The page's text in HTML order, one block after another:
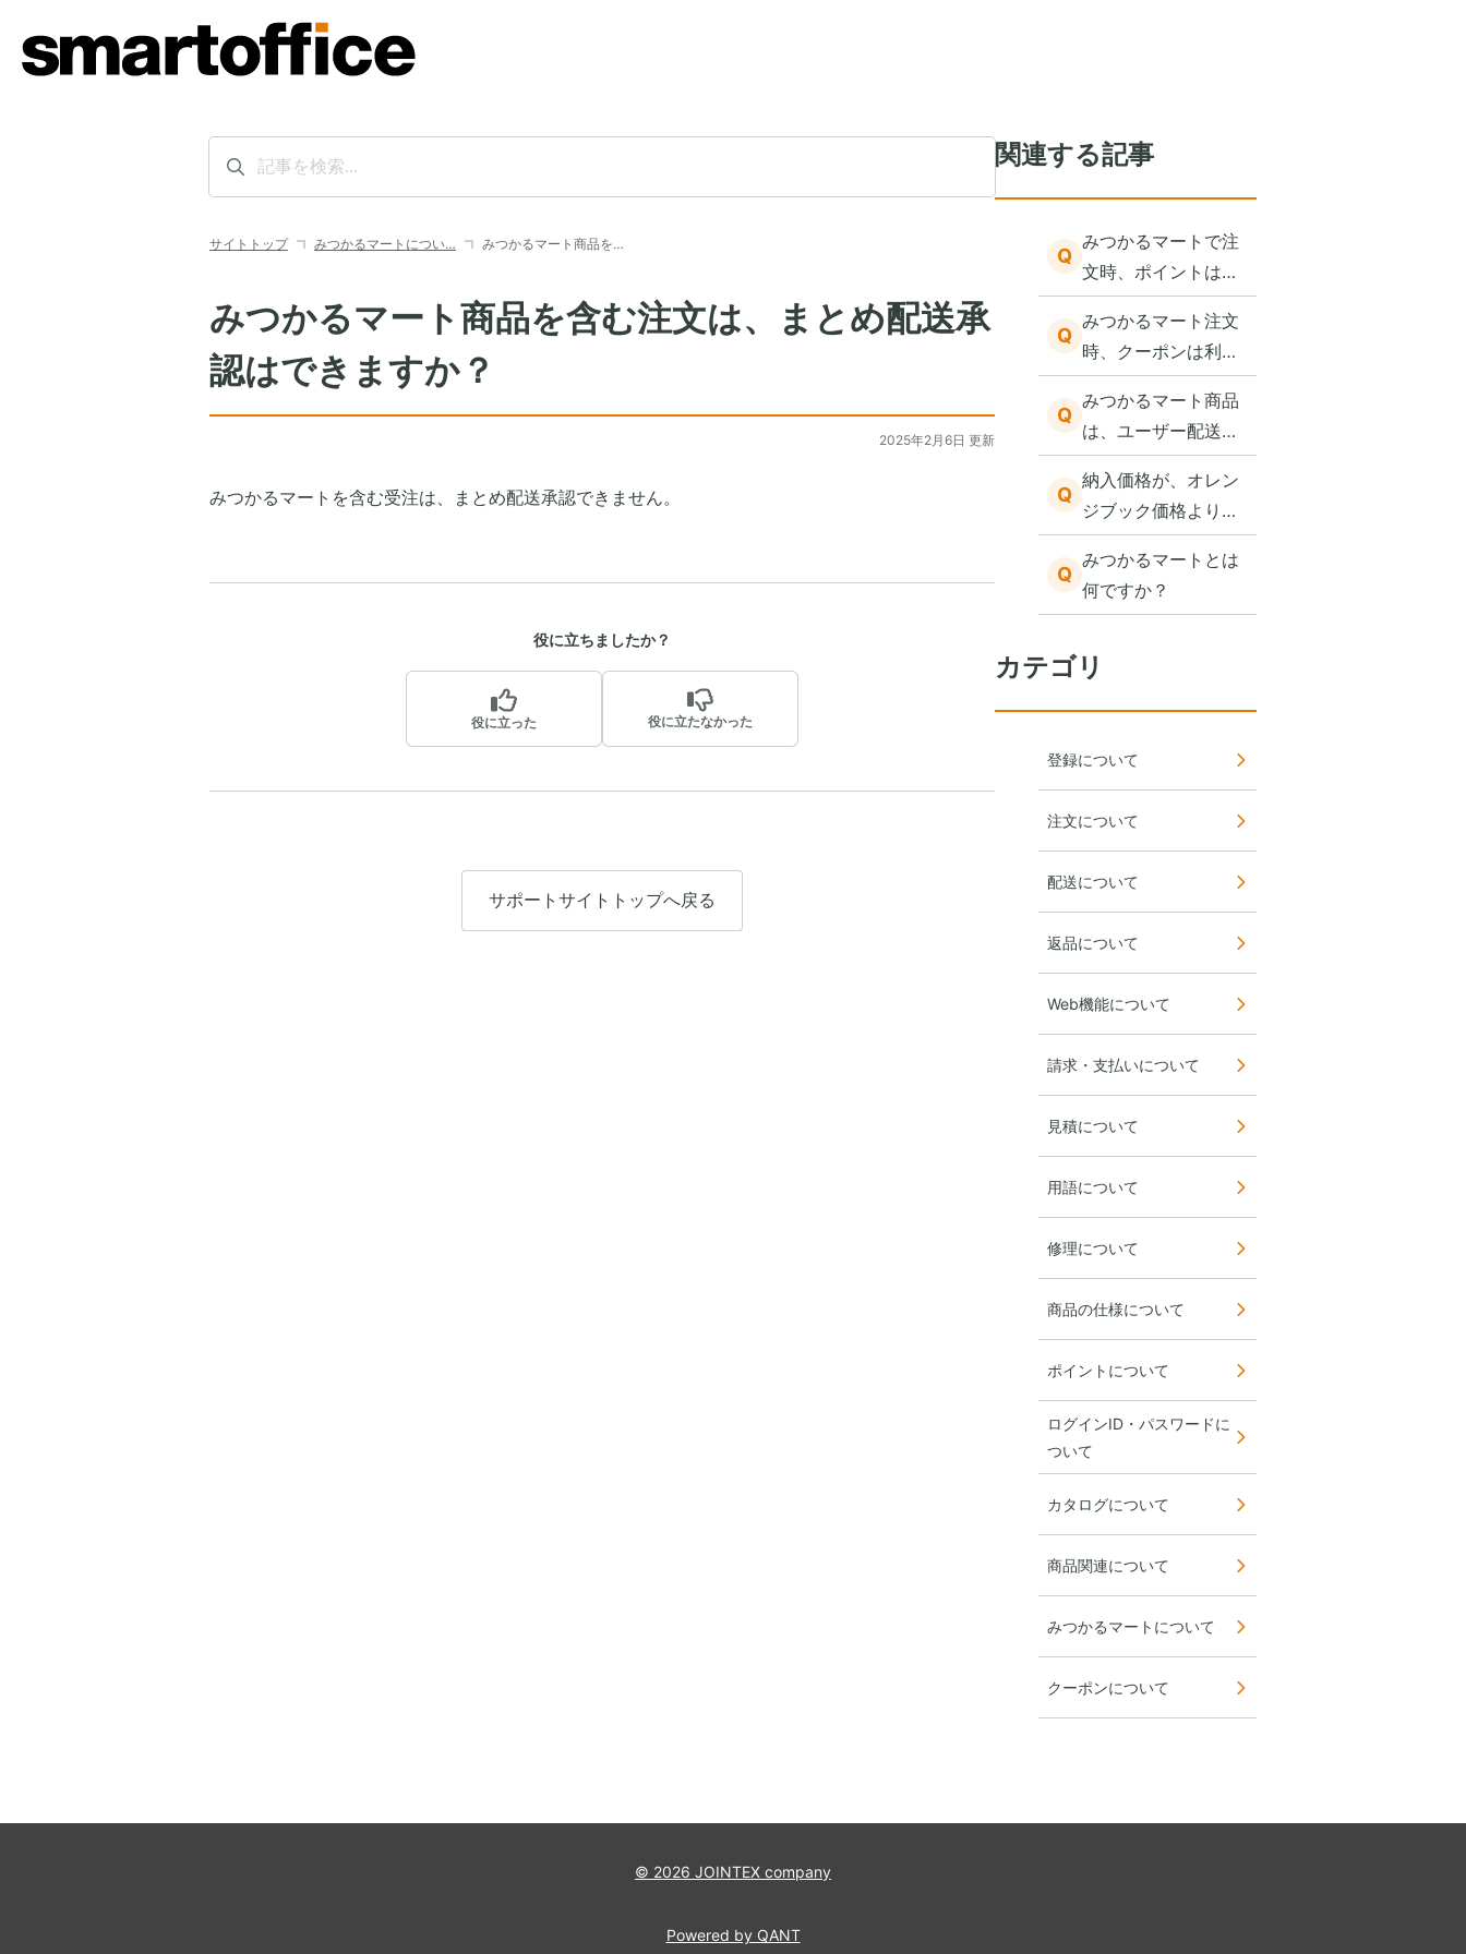
サイトトップ みつかるマートについ… みつかるマート商品を…
みつかるマート商品を含む注文は、まとめ配送承
認はできますか？
2025年2月6日 更新
みつかるマートを含む受注は、まとめ配送承認できません。
役に立ちましたか？
役に立った 役に立たなかった
サポートサイトトップへ戻る
関連する記事
Q
みつかるマートで注
文時、ポイントは加
算されますか？
Q
みつかるマート注文
時、クーポンは利用
できますか？
Q
みつかるマート商品
は、ユーザー配送料
は発生しますか？
Q
納入価格が、オレン
ジブック価格より高
いのはなぜです
か？ 例：納入価
格：1,500 オレンジ
Q
みつかるマートとは
何ですか？
カテゴリ
登録について
注文について
配送について
返品について
Web機能について
請求・支払いについて
見積について
用語について
修理について
商品の仕様について
ポイントについて
ログインID・パスワードに
ついて
カタログについて
商品関連について
みつかるマートについて
クーポンについて
© 2026 JOINTEX company
Powered by QANT